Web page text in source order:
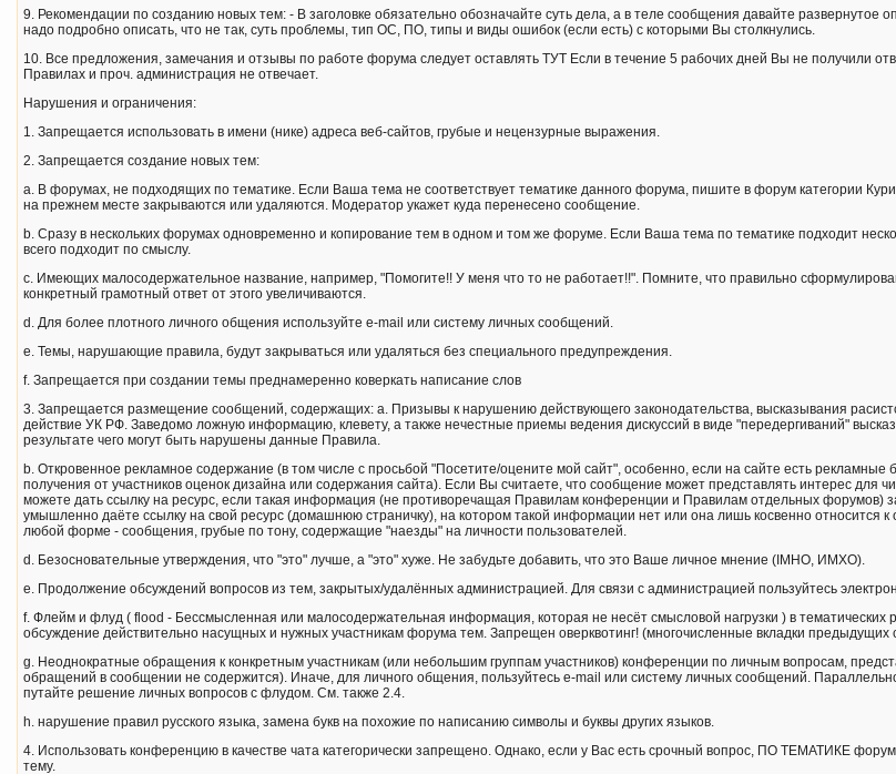
9. Рекомендации по созданию новых тем: - В заголовке обязательно обозначайте суть дела, а в теле сообщения давайте развернутое
надо подробно описать, что не так, суть проблемы, тип ОС, ПО, типы и виды ошибок (если есть) с которыми Вы столкнулись.
10. Все предложения, замечания и отзывы по работе форума следует оставлять ТУТ Если в течение 5 рабочих дней Вы не получили
Правилах и проч. администрация не отвечает.
Нарушения и ограничения:
1. Запрещается использовать в имени (нике) адреса веб-сайтов, гpубые и нецензурные выражения.
2. Запрещается создание новых тем:
a. В форумах, не подходящих по тематике. Если Ваша тема не соответствует тематике данного форума, пишите в форум категории
на прежнем месте закрываются или удаляются. Модератор укажет куда перенесено сообщение.
b. Сразу в нескольких форумах одновременно и копирование тем в одном и том же форуме. Если Ваша тема по тематике подходит
всего подходит по смыслу.
c. Имеющих малосодержательное название, например, "Помогите!! У меня что то не работает!!". Помните, что правильно
конкретный грамотный ответ от этого увеличиваются.
d. Для более плотного личного общения используйте e-mail или систему личных сообщений.
e. Темы, нарушающие правила, будут закрываться или удаляться без специального предупреждения.
f. Запрещается при создании темы преднамеренно коверкать написание слов
3. Запрещается размещение сообщений, содержащих: a. Пpизывы к наpyшению действyющего законодательства, высказывания
действие УК РФ. Заведомо ложнyю инфоpмацию, клеветy, а также нечестные приемы ведения дискуссий в виде "передергиваний"
результате чего могут быть нарушены данные Правила.
b. Откровенное рекламное содержание (в том числе с просьбой "Посетите/оцените мой сайт", особенно, если на сайте есть
получения от участников оценок дизайна или содержания сайта). Если Вы считаете, что сообщение может пpедставлять интеpес
можете дать ссылку на ресурс, если такая информация (не противоречащая Правилам конференции и Правилам отдельных форумов)
умышленно даёте ссылку на свой ресурс (домашнюю страничку), на котором такой информации нет или она лишь косвенно
любой фоpме - сообщения, грубые по тону, содержащие "наезды" на личности пользователей.
d. Безосновательные утверждения, что "это" лучше, а "это" хуже. Не забудьте добавить, что это Ваше личное мнение (IMHO, ИМХО).
e. Продолжение обсyждений вопросов из тем, закpытых/удалённых администрацией. Для связи с администрацией пользуйтесь
f. Флейм и флуд ( flood - Бессмысленная или малосодеpжательная инфоpмация, которая не несёт смысловой нагрузки ) в тематических
обсуждение действительно насущных и нужных участникам форума тем. Запрещен оверквотинг! (многочисленные вкладки
g. Неоднократные обращения к конкретным участникам (или небольшим группам участников) конференции по личным вопросам,
обращений в сообщении не содержится). Иначе, для личного общения, пользуйтесь e-mail или систему личных сообщений.
путайте решение личных вопросов с флудом. См. также 2.4.
h. нарушение правил русского языка, замена букв на похожие по написанию символы и буквы других языков.
4. Использовать конференцию в качестве чата категорически запрещено. Однако, если у Вас есть срочный вопрос, ПО ТЕМАТИКЕ
тему.